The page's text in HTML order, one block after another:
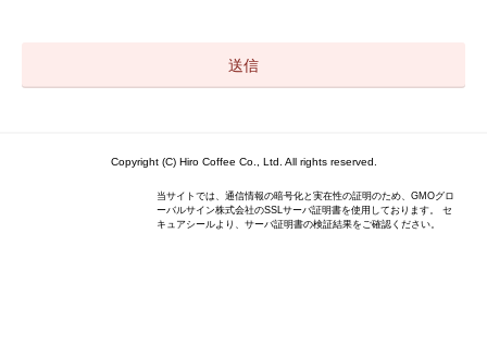
Copyright (C) Hiro Coffee Co., Ltd. All rights reserved.
当サイトでは、通信情報の暗号化と実在性の証明のため、GMOグロ
ーバルサイン株式会社のSSLサーバ証明書を使用しております。 セ
キュアシールより、サーバ証明書の検証結果をご確認ください。